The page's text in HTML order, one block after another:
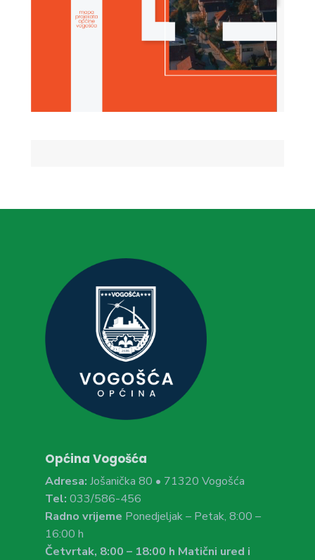
Općina Vogošća
Adresa: Jošanička 80 • 71320 Vogošća
Tel: 033/586-456
Radno vrijeme Ponedjeljak – Petak, 8:00 –
16:00 h
Četvrtak, 8:00 – 18:00 h Matični ured i